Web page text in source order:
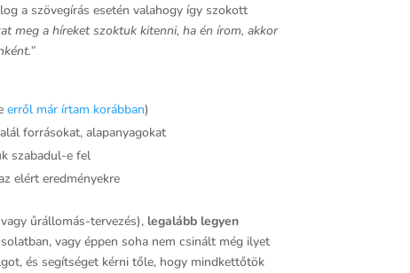
a szövegírás esetén valahogy így szokott
meg a híreket szoktuk kitenni, ha én írom, akkor
erről már írtam korábban)
forrásokat, alapanyagokat
szabadul-e fel
elért eredményekre
űrállomás-tervezés), legalább legyen
vagy éppen soha nem csinált még ilyet
és segítséget kérni tőle, hogy mindkettőtök